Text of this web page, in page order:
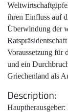
ihren Einfluss auf
Überwindung der
Voraussetzung für
und ein
Griechenland als
Description